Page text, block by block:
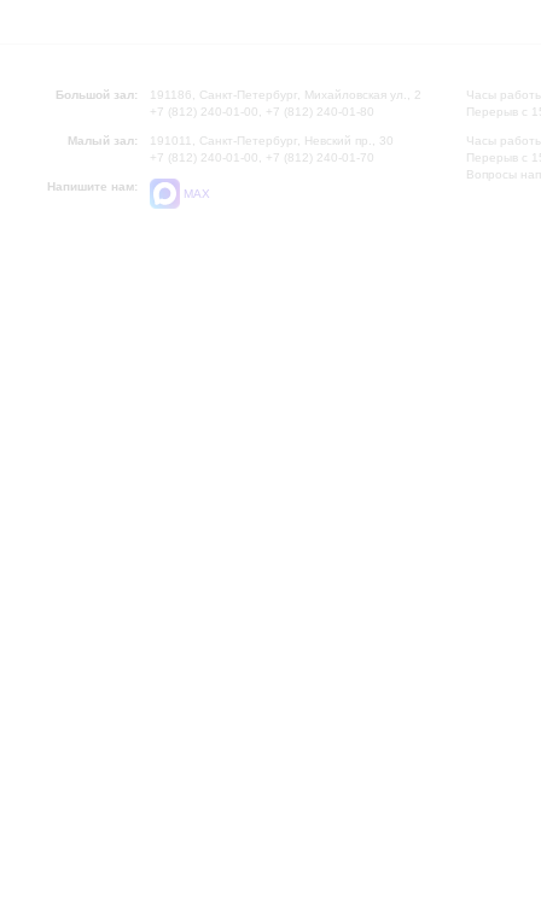
Большой зал:
191186, Санкт-Петербург, Михайловская ул., 2
+7 (812) 240-01-00, +7 (812) 240-01-80
Малый зал:
191011, Санкт-Петербург, Невский пр., 30
+7 (812) 240-01-00, +7 (812) 240-01-70
Напишите нам:
MAX
Часы
Перерыв с
Часы
Перерыв с
Вопросы